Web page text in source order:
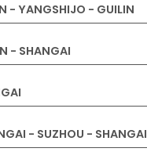
- YANGSHIJO - GUILIN
- SHANGAI
- SUZHOU - SHANGAI